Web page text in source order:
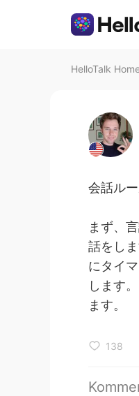
HelloTalk
会話ル
まず、
話をし
にタイ
します
ます。
138